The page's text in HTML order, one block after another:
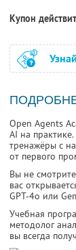
Купон
Open Agents
AI на
тренажёры с
от первого
Вы не
вас
GPT-4o или
Учебная
методолог
вы всегда